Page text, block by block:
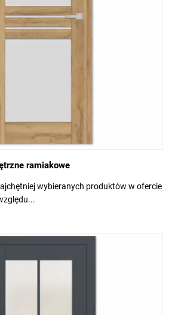
ramiakowe
wybieranych produktów w ofercie